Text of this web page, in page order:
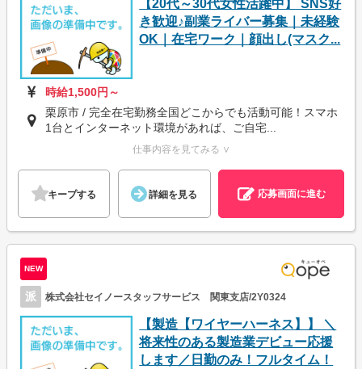
【20代～30代女性活躍中】 SNS好
き歓迎♪副業ライバー募集｜未経験
OK｜在宅ワーク｜顔出し(マスク...
時給1,500円～
栗原市 / 完全在宅勤務全国どこからでも活動可能！スマホ
1台とインターネット環境があれば、ご自宅...
仕事内容を見てみる ∨
キープする 詳細を見る 応募画面に進む
NEW
派 株式会社セイノースタッフサービス 関東支店/2Y0324
【製造【ワイヤーハーネス】】 ＼
将来性のある製造業デビュー応援
します／日勤のみ！フルタイム！